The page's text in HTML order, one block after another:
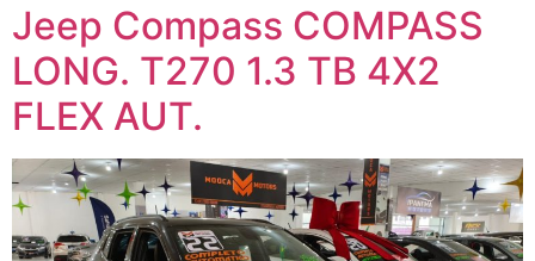
Jeep Compass COMPASS
LONG. T270 1.3 TB 4X2
FLEX AUT.